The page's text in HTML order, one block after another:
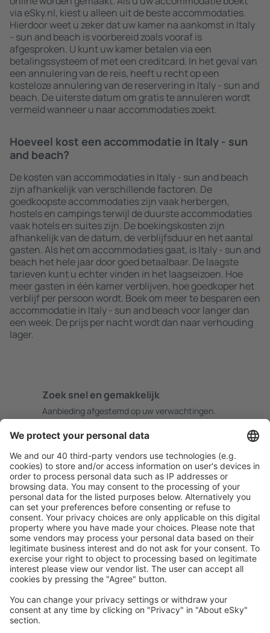
via eSky.nl, kiest u alleen uit de beste accommodaties.
Hierdoor weet u zeker dat uw kamer na aankomst in Italy
- sun and beach is voorbereid zoals vooraf is
afgesproken. U kunt uw kamer betalen via een
betalingssysteem of met een creditcard. In het geval van
een annulering van de reis, heeft u recht op een
kosteloze annulering van de reservering in Italy - sun and
beach. De uiterste datum om gratis te annuleren wordt
vermeld wanneer u naar accommodaties zoekt.
Hoeveel kost een accommodatie in Italy - sun
and beach?
De kosten van accommodaties in Italy - sun and beach
zijn afhankelijk van verschillende factoren. De
goedkoopste accommodaties zijn vaak herbergen,
hostels en campings terwijl de duurste accommodaties
vaak hotels en suites zijn. De boekingskosten zijn
afhankelijk van de datum, de verblijfsduur en het aantal
gasten. Als het om accommodaties gaat, is Italy - sun and
beach het hele jaar door goed betaalbaar. De laagste
tarieven kunt u echter vinden in het laagseizoen. Hoe
meer gasten in één kamer verblijven, hoe goedkoper het
verblijf per persoon wordt. Boek om meer te besparen een
accommodatie in Italy - sun and beach voor langer dan
een week. De prijs per nacht wordt dan naar verhouding
lager.
Zoek snel en gemakkelijk
Aanbieding afgestemd op uw verwachtingen.
Zorgeloos boeken met gratiss annuleringsopties.
Bespaar meer
Reisaanbiedingen en speciale aanbiedingen voor
geregistreerde gebruikers.
Accommodaties die u bevallen
Kies uit meer dan 1,3 miljoen accommodaties: hotels,
jeugdherbergen, appartementen en meer.